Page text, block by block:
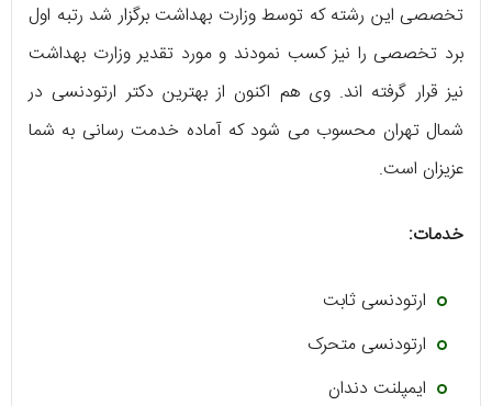
تخصصی این رشته که توسط وزارت بهداشت برگزار شد رتبه اول
برد تخصصی را نیز کسب نمودند و مورد تقدیر وزارت بهداشت
نیز قرار گرفته ‌اند. وی هم اکنون از بهترین دکتر ارتودنسی در
شمال تهران محسوب می ‌شود که آماده خدمت رسانی به شما
عزیزان است.
خدمات:
ارتودنسی ثابت
ارتودنسی متحرک
ایمپلنت دندان